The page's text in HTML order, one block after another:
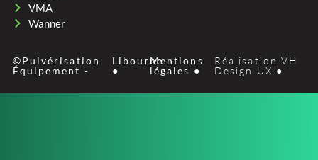
VMA
Wanner
©Pulvérisation
Équipement -
Libourne
●
Mentions
légales ●
Réalisation VH
Design UX ●